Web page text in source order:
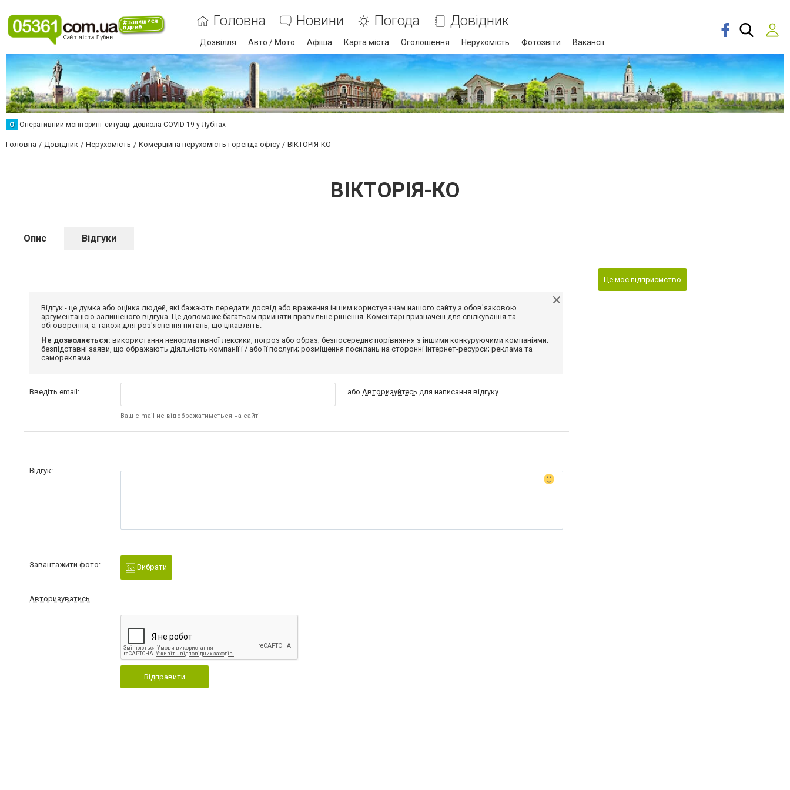
Головна Новини Погода Довідник
Дозвілля Авто / Мото Афіша Карта міста Оголошення Нерухомість Фотозвіти Вакансії
О Оперативний моніторинг ситуації довкола COVID-19 у Лубнах
Головна Довідник Нерухомість Комерційна нерухомість і оренда офісу ВІКТОРІЯ-КО
ВІКТОРІЯ-КО
Опис Відгуки
Відгук - це думка або оцінка людей, які бажають передати досвід або враження іншим користувачам нашого сайту з обов'язковою
аргументацією залишеного відгука. Це допоможе багатьом прийняти правильне рішення. Коментарі призначені для спілкування та
обговорення, а також для роз'яснення питань, що цікавлять.
Не дозволяється: використання ненормативної лексики, погроз або образ; безпосереднє порівняння з іншими конкуруючими компаніями;
безпідставні заяви, що ображають діяльність компанії і / або її послуги; розміщення посилань на сторонні інтернет-ресурси; реклама та
самореклама.
Введіть email:
Ваш e-mail не відображатиметься на сайті
абоАвторизуйтесь для написання відгуку
Відгук:
Завантажити фото: Вибрати
Авторизуватись
Відправити
Це моє підприємство